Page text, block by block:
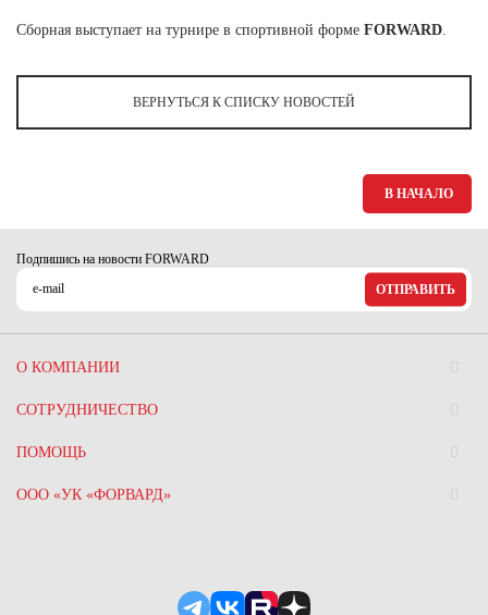
Томская область (1)
Ханты-Мансийский автономный округ (3)
Сборная выступает на турнире в спортивной форме FORWARD.
ВЕРНУТЬСЯ К СПИСКУ НОВОСТЕЙ
В НАЧАЛО
Подпишись на новости FORWARD
ОТПРАВИТЬ
О КОМПАНИИ
СОТРУДНИЧЕСТВО
ПОМОЩЬ
ООО «УК «ФОРВАРД»